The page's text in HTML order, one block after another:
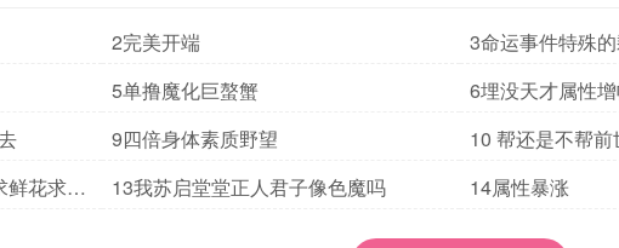
2完美开端 3命运事件特殊
5单撸魔化巨螯蟹 6埋没天才属性
9四倍身体素质野望 10 帮还是不帮
鲜花求评
13我苏启堂堂正人君子像色魔吗 14属性暴涨